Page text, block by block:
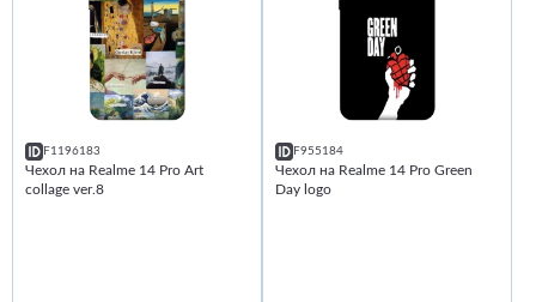
F1196183
Чехол на Realme 14 Pro Art
collage ver.8
F955184
Чехол на Realme 14 Pro Green
Day logo